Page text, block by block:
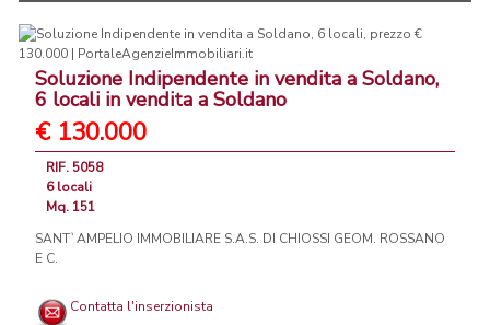
Soluzione Indipendente in vendita a Soldano,
6 locali in vendita a Soldano
€ 130.000
RIF. 5058
6 locali
Mq. 151
SANT`AMPELIO IMMOBILIARE S.A.S. DI CHIOSSI GEOM. ROSSANO
E C.
Contatta l'inserzionista